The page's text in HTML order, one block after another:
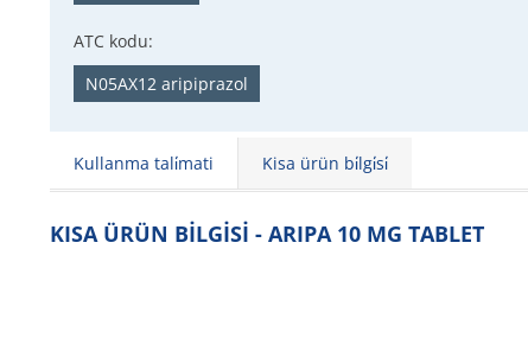
ATC kodu:
N05AX12 aripiprazol
Kullanma tali̇mati Kisa ürün bi̇lgi̇si̇
KISA ÜRÜN BİLGİSİ - ARIPA 10 MG TABLET